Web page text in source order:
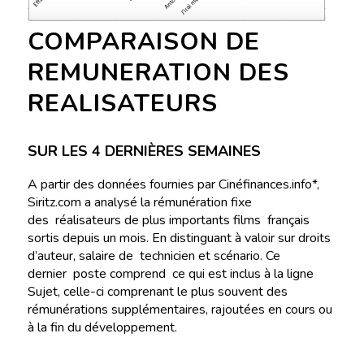
COMPARAISON DE
REMUNERATION DES
REALISATEURS
SUR LES 4 DERNIÈRES SEMAINES
A partir des données fournies par Cinéfinances.info*,
Siritz.com a analysé la rémunération fixe
des réalisateurs de plus importants films français
sortis depuis un mois. En distinguant à valoir sur droits
d’auteur, salaire de technicien et scénario. Ce
dernier poste comprend ce qui est inclus à la ligne
Sujet, celle-ci comprenant le plus souvent des
rémunérations supplémentaires, rajoutées en cours ou
à la fin du développement.